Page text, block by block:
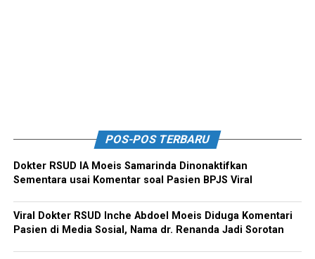
POS-POS TERBARU
Dokter RSUD IA Moeis Samarinda Dinonaktifkan
Sementara usai Komentar soal Pasien BPJS Viral
Viral Dokter RSUD Inche Abdoel Moeis Diduga Komentari
Pasien di Media Sosial, Nama dr. Renanda Jadi Sorotan